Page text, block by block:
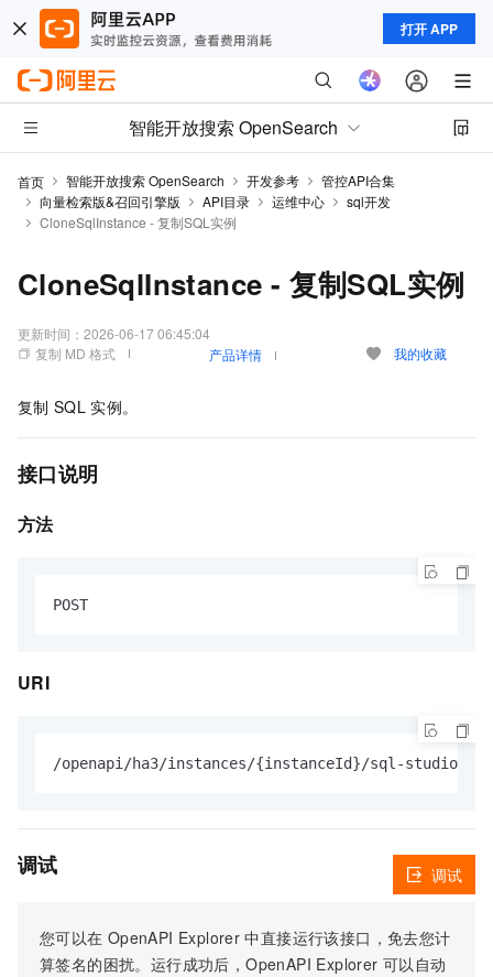
打开 APP
智能开放搜索 OpenSearch
首页 智能开放搜索 OpenSearch 开发参考
管控API合集
向量检索版&召回引擎版
API目录 运维中心
sql开发
CloneSqlInstance - 复制SQL实例
CloneSqlInstance - 复制SQL实例
更新时间： 2026-06-17 06:45:04
复制 MD 格式
产品详情 我的收藏
复制 SQL 实例。
接口说明
方法
URI
调试
您可以在 OpenAPI Explorer 中直接运行该接口，免去您计
算签名的困扰。运行成功后，OpenAPI Explorer 可以自动
调试